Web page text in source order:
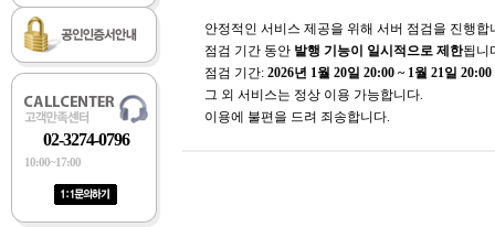
02-3274-0796
10:00~17:00
안정적인 서비스 제공을 위해 서버 점검을 진행합
점검 기간 동안 발행 기능이 일시적으로 제한됩니
점검 기간: 2026년 1월 20일 20:00 ~ 1월 21일 20:00
그 외 서비스는 정상 이용 가능합니다.
이용에 불편을 드려 죄송합니다.